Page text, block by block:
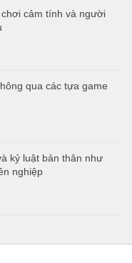
cảm tính và người
qua các tựa game
kỷ luật bản thân như
nghiệp